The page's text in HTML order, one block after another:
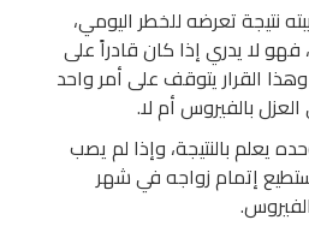
نتيجة تعرضه للخطر اليومي،
فهو لا يدري إذا كان قادراً على
وهذا القرار يتوقف على أمر واحد
بالفيروس أم لا.
يعلم بالنتيجة، وإذا لم يصب
إتمام زواجه في شهر